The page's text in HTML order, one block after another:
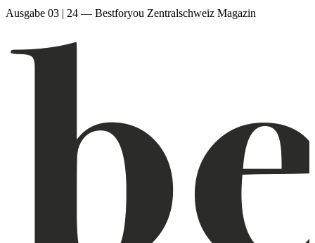
Ausgabe 03 | 24 — Bestforyou Zentralschweiz Magazin